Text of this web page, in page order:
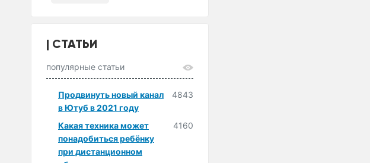
СТАТЬИ
популярные статьи
Продвинуть новый канал
в Ютуб в 2021 году
4843
Какая техника может
понадобиться ребёнку
при дистанционном
4160